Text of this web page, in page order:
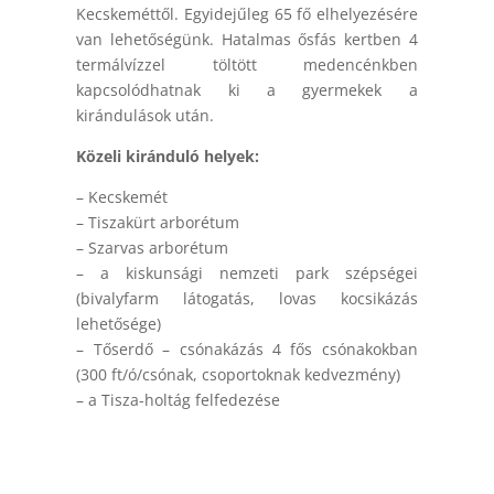
Kecskeméttől. Egyidejűleg 65 fő elhelyezésére
van lehetőségünk. Hatalmas ősfás kertben 4
termálvízzel töltött medencénkben
kapcsolódhatnak ki a gyermekek a
kirándulások után.
Közeli kiránduló helyek:
– Kecskemét
– Tiszakürt arborétum
– Szarvas arborétum
– a kiskunsági nemzeti park szépségei
(bivalyfarm látogatás, lovas kocsikázás
lehetősége)
– Tőserdő – csónakázás 4 fős csónakokban
(300 ft/ó/csónak, csoportoknak kedvezmény)
– a Tisza-holtág felfedezése